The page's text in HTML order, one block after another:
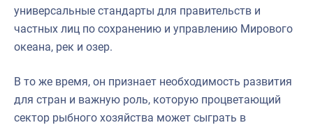
универсальные стандарты для правительств и
частных лиц по сохранению и управлению Мирового
океана, рек и озер.
В то же время, он признает необходимость развития
для стран и важную роль, которую процветающий
сектор рыбного хозяйства может сыграть в